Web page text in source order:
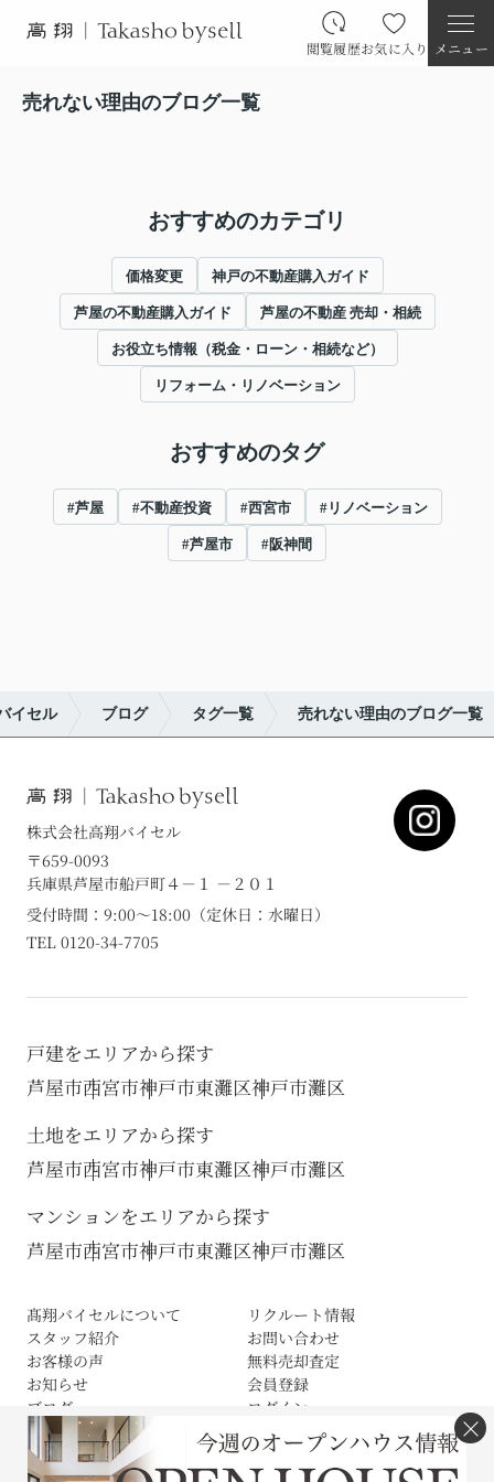
閲覧履歴お気に入り メニュー
売れない理由のブログ一覧
おすすめのカテゴリ
価格変更 神戸の不動産購入ガイド
芦屋の不動産購入ガイド 芦屋の不動産 売却・相続
お役立ち情報（税金・ローン・相続など）
リフォーム・リノベーション
おすすめのタグ
#芦屋 #不動産投資 #西宮市 #リノベーション
#芦屋市 #阪神間
イセル ブログ タグ一覧 売れない理由のブログ一覧
株式会社高翔バイセル
〒659-0093
兵庫県芦屋市船戸町４－１ －２０１
受付時間：9:00～18:00（定休日：水曜日）
TEL 0120-34-7705
戸建をエリアから探す
芦屋市西宮市神戸市東灘区神戸市灘区
土地をエリアから探す
芦屋市西宮市神戸市東灘区神戸市灘区
マンションをエリアから探す
芦屋市西宮市神戸市東灘区神戸市灘区
髙翔バイセルについて
リクルート情報
スタッフ紹介
お問い合わせ
お客様の声
無料売却査定
お知らせ
会員登録
ブログ
ログイン
×